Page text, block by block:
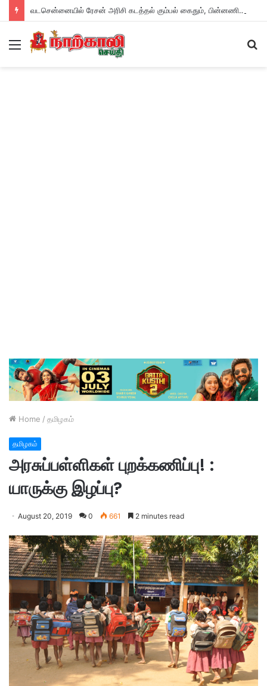
வடசென்னையில் ரேசன் அரிசி கடத்தல் கும்பல் கைதும், பின்னணியும் !
Menu
Home / தமிழகம்
தமிழகம்
அரசுப்பள்ளிகள் புறக்கணிப்பு! :
யாருக்கு இழப்பு?
August 20, 2019 0 661 2 minutes read